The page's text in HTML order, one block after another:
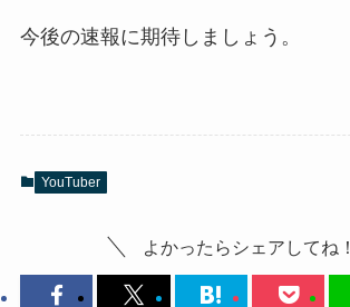
今後の速報に期待しましょう。
YouTuber
よかったらシェアしてね！